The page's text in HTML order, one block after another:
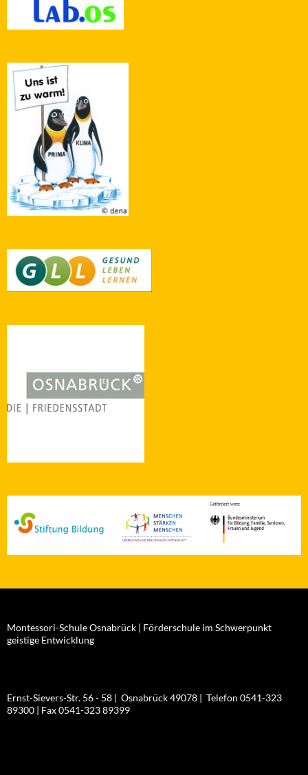
Montessori-Schule Osnabrück | Förderschule im Schwerpunkt
geistige Entwicklung
Ernst-Sievers-Str. 56 - 58 | Osnabrück 49078 | Telefon 0541-323
89300 | Fax 0541-323 89399